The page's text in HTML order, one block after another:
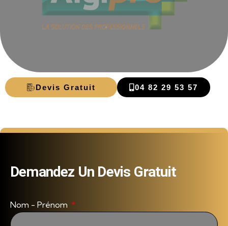
Devis Gratuit 04 82 29 53 57
Demandez Un Devis Gratuit
Nom - Prénom